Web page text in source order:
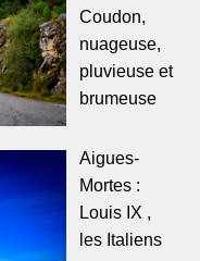
Coudon,
nuageuse,
pluvieuse et
brumeuse
Aigues-
Mortes :
Louis IX ,
les Italiens